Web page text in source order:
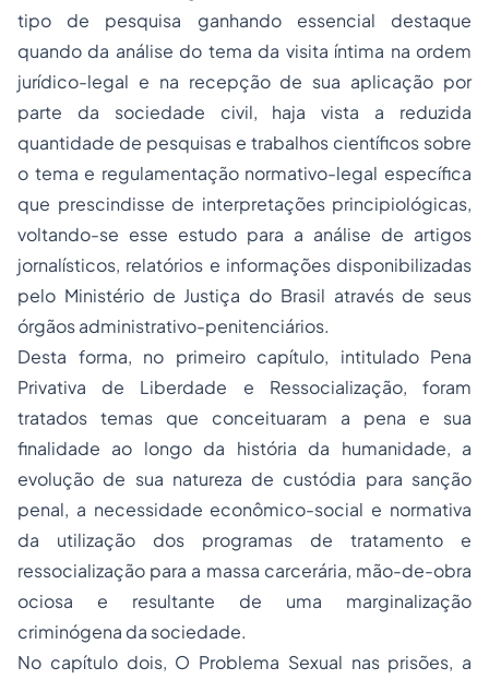
tipo de pesquisa ganhando essencial destaque
quando da análise do tema da visita íntima na ordem
jurídico-legal e na recepção de sua aplicação por
parte da sociedade civil, haja vista a reduzida
quantidade de pesquisas e trabalhos científicos sobre
o tema e regulamentação normativo-legal específica
que prescindisse de interpretações principiológicas,
voltando-se esse estudo para a análise de artigos
jornalísticos, relatórios e informações disponibilizadas
pelo Ministério de Justiça do Brasil através de seus
órgãos administrativo-penitenciários.
Desta forma, no primeiro capítulo, intitulado Pena
Privativa de Liberdade e Ressocialização, foram
tratados temas que conceituaram a pena e sua
finalidade ao longo da história da humanidade, a
evolução de sua natureza de custódia para sanção
penal, a necessidade econômico-social e normativa
da utilização dos programas de tratamento e
ressocialização para a massa carcerária, mão-de-obra
ociosa e resultante de uma marginalização
criminógena da sociedade.
No capítulo dois, O Problema Sexual nas prisões, a